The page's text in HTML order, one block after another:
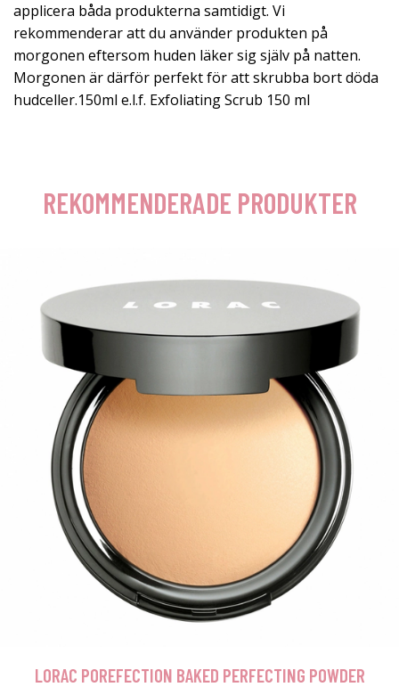
applicera båda produkterna samtidigt. Vi
rekommenderar att du använder produkten på
morgonen eftersom huden läker sig själv på natten.
Morgonen är därför perfekt för att skrubba bort döda
hudceller.150ml e.l.f. Exfoliating Scrub 150 ml
REKOMMENDERADE PRODUKTER
LORAC POREFECTION BAKED PERFECTING POWDER